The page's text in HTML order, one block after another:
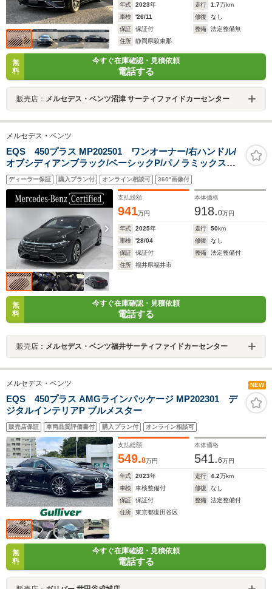
年式 2023年 走行 1.7万km
車検
'26/11 修復
なし
保証
保証付 整備
法定整備無
住所
静岡県駿東郡
無
料
今すぐ在庫確認・見積依頼
電話する
販売店： メルセデス・ベンツ沼津 サーティファイドカーセンター
メルセデス・ベンツ
EQS 450プラス MP202501 ワンオーナー/右ハンドル/
オブシディアンブラック/ベーシックP/パノラミックスラ
イディングルーフ/シートヒーター/ベンチレーショ
ン/Burmester/リラクゼーション正規ディーラー認定中古
車/二年保証
ディーラー保証 購入プラン付 オンライン相談可 360°画像付
支払総額
941万円
本体価格
918.0万円
年式 2025年 走行 50km
車検
'28/04 修復
なし
保証
保証付 整備
法定整備付
住所
福井県福井市
無
料
今すぐ在庫確認・見積依頼
電話する
販売店： メルセデス・ベンツ福井サーティファイドカーセンター
メルセデス・ベンツ NEW
EQS 450プラス AMGラインパッケージ MP202301 デ
ジタルインテリアP ブルメスター
販売店保証 車両品質評価書付 購入プラン付 オンライン相談可
支払総額
549.8万円
本体価格
541.6万円
年式 2023年 走行 4.2万km
車検
車検整備付 修復
なし
保証
保証付 整備
法定整備付
住所
東京都世田谷区
無
料
今すぐ在庫確認・見積依頼
電話する